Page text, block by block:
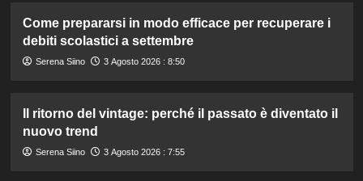
Come prepararsi in modo efficace per recuperare i
debiti scolastici a settembre
Serena Siino 3 Agosto 2026 : 8:50
Il ritorno del vintage: perché il passato è diventato il
nuovo trend
Serena Siino 3 Agosto 2026 : 7:55